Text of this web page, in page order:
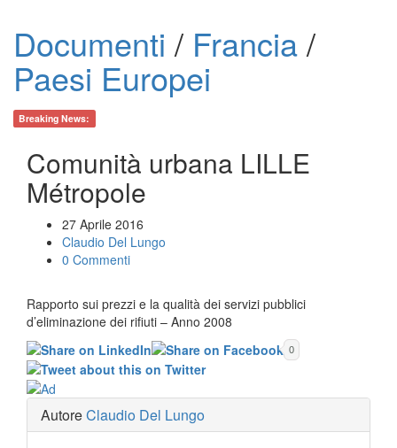
Documenti / Francia/
Paesi Europei
Breaking News:
Comunità urbana LILLE
Métropole
27 Aprile 2016
Claudio Del Lungo
0 Commenti
Rapporto sui prezzi e la qualità dei servizi pubblici
d’eliminazione dei rifiuti – Anno 2008
0
AutoreClaudio Del Lungo